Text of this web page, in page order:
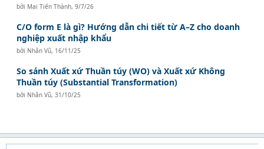
bởi Mai Tiến Thành,9/7/26
C/O form E là gì? Hướng dẫn chi tiết từ A–Z cho doanh
nghiệp xuất nhập khẩu
bởi Nhân Vũ, 16/11/25
So sánh Xuất xứ Thuần túy (WO) và Xuất xứ Không
Thuần túy (Substantial Transformation)
bởi Nhân Vũ,31/10/25